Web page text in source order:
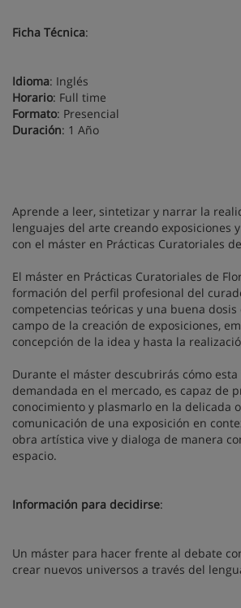
Ficha Técnica:
Idioma: Inglés
Horario: Full time
Formato: Presencial
Duración: 1 Año
Aprende a leer, sintetizar y narrar la
lenguajes del arte creando exposiciones
con el máster en Prácticas Curatoriales
El máster en Prácticas Curatoriales de
formación del perfil profesional del
competencias teóricas y una buena
campo de la creación de exposiciones,
concepción de la idea y hasta la
Durante el máster descubrirás cómo esta
demandada en el mercado, es capaz de
conocimiento y plasmarlo en la delicada
comunicación de una exposición en
obra artística vive y dialoga de manera
espacio.
Información para decidirse:
Un máster para hacer frente al debate
crear nuevos universos a través del